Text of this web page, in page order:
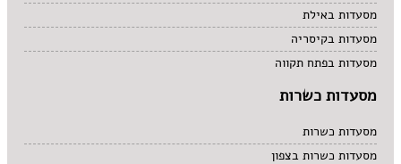
מסעדות באילת
מסעדות בקיסריה
מסעדות בפתח תקווה
מסעדות כשרות
מסעדות כשרות
מסעדות כשרות בצפון